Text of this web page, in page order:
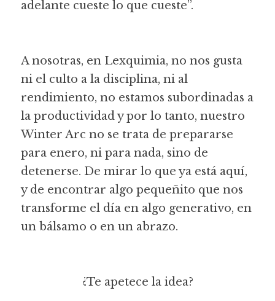
adelante cueste lo que cueste”.
A nosotras, en Lexquimia, no nos gusta
ni el culto a la disciplina, ni al
rendimiento, no estamos subordinadas a
la productividad y por lo tanto, nuestro
Winter Arc no se trata de prepararse
para enero, ni para nada, sino de
detenerse. De mirar lo que ya está aquí,
y de encontrar algo pequeñito que nos
transforme el día en algo generativo, en
un bálsamo o en un abrazo.
¿Te apetece la idea?